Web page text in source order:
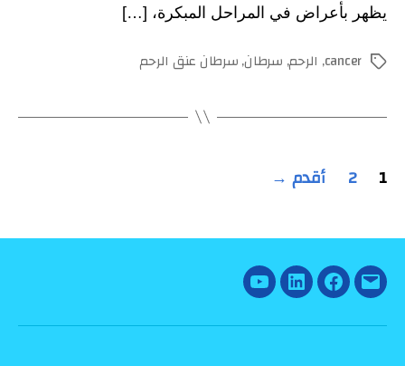
يظهر بأعراض في المراحل المبكرة، […]
الوسومcancer
, الرحم, سرطان,سرطان عنق الرحم
تعدد
المقالات
1
2 أقدم →
Email
Facebook
Linked
YouTube